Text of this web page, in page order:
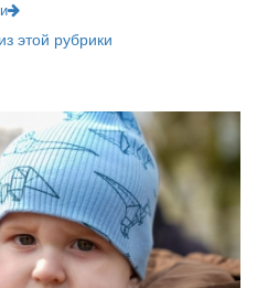
этой рубрики